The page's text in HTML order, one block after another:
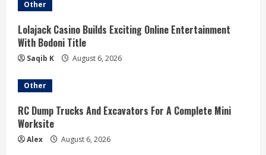
Other
Lolajack Casino Builds Exciting Online Entertainment
With Bodoni Title
Saqib K August 6, 2026
Other
RC Dump Trucks And Excavators For A Complete Mini
Worksite
Alex August 6, 2026